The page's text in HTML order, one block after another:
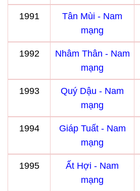
1991
Tân Mùi - Nam
mạng
1992
Nhâm Thân - Nam
mạng
1993
Quý Dậu - Nam
mạng
1994
Giáp Tuất - Nam
mạng
1995
Ất Hợi - Nam
mạng